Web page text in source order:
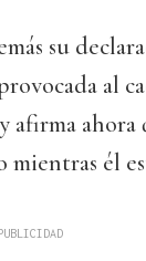
su
al
afirma
él